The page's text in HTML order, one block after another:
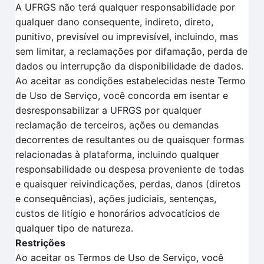
A UFRGS não terá qualquer responsabilidade por
qualquer dano consequente, indireto, direto,
punitivo, previsível ou imprevisível, incluindo, mas
sem limitar, a reclamações por difamação, perda de
dados ou interrupção da disponibilidade de dados.
Ao aceitar as condições estabelecidas neste Termo
de Uso de Serviço, você concorda em isentar e
desresponsabilizar a UFRGS por qualquer
reclamação de terceiros, ações ou demandas
decorrentes de resultantes ou de quaisquer formas
relacionadas à plataforma, incluindo qualquer
responsabilidade ou despesa proveniente de todas
e quaisquer reivindicações, perdas, danos (diretos
e consequências), ações judiciais, sentenças,
custos de litígio e honorários advocatícios de
qualquer tipo de natureza.
Restrições
Ao aceitar os Termos de Uso de Serviço, você